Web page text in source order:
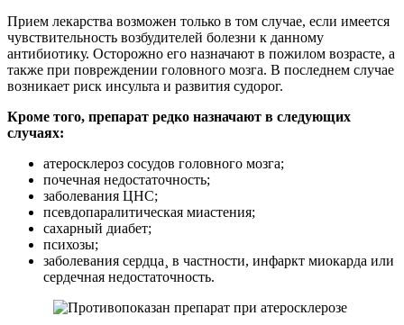
Прием лекарства возможен только в том случае, если имеется
чувствительность возбудителей болезни к данному
антибиотику. Осторожно его назначают в пожилом возрасте, а
также при повреждении головного мозга. В последнем случае
возникает риск инсульта и развития судорог.
Кроме того, препарат редко назначают в следующих
случаях:
атеросклероз сосудов головного мозга;
почечная недостаточность;
заболевания ЦНС;
псевдопаралитическая миастения;
сахарный диабет;
психозы;
заболевания сердца¸ в частности, инфаркт миокарда или
сердечная недостаточность.